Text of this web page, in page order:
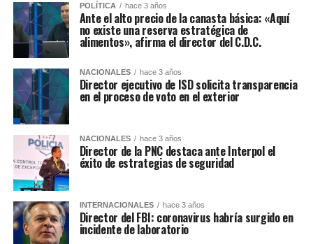
POLÍTICA hace 3 años
Ante el alto precio de la canasta básica: «Aquí
no existe una reserva estratégica de
alimentos», afirma el director del C.D.C.
NACIONALES hace 3 años
Director ejecutivo de ISD solicita transparencia
en el proceso de voto en el exterior
NACIONALES hace 3 años
Director de la PNC destaca ante Interpol el
éxito de estrategias de seguridad
INTERNACIONALES hace 3 años
Director del FBI: coronavirus habría surgido en
incidente de laboratorio